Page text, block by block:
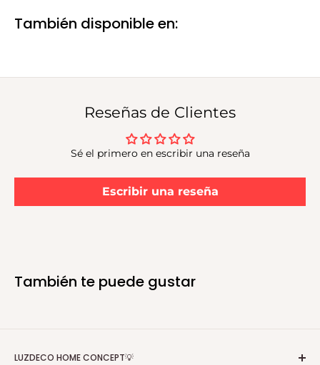
Mesa:86x86x71 cm, vidrio con estructura de acero, forma
Orificio para sombrilla:Sí (40 mm de diámetro)
8 piezas, extraíbles y lavables
Apilable o plegable:No
Antracita y gris
También disponible en:
Reseñas de Clientes
Sé el primero en escribir una reseña
Escribir una reseña
También te puede gustar
LUZDECO HOME CONCEPT💡